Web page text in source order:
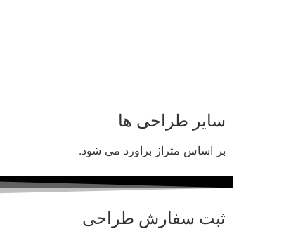
سایر طراحی ها
بر اساس متراژ براورد می شود.
ثبت سفارش طراحی